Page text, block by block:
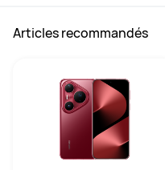
Articles recommandés